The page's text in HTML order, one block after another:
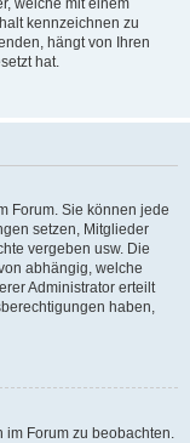
welche mit einem
kennzeichnen zu
hängt von Ihren
hat.
Forum. Sie können jede
setzen, Mitglieder
vergeben usw. Die
abhängig, welche
Administrator erteilt
haben,
im Forum zu beobachten.